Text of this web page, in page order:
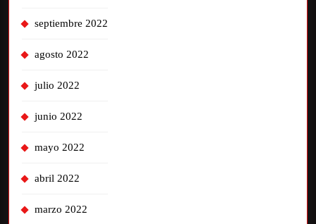
septiembre 2022
agosto 2022
julio 2022
junio 2022
mayo 2022
abril 2022
marzo 2022